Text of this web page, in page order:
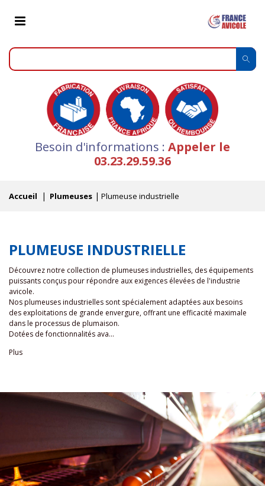
Besoin d'informations : Appeler le
03.23.29.59.36
Accueil Plumeuses Plumeuse industrielle
PLUMEUSE INDUSTRIELLE
Découvrez notre collection de plumeuses industrielles, des équipements
puissants conçus pour répondre aux exigences élevées de l'industrie
avicole.
Nos plumeuses industrielles sont spécialement adaptées aux besoins
des exploitations de grande envergure, offrant une efficacité maximale
dans le processus de plumaison.
Dotées de fonctionnalités ava...
Plus